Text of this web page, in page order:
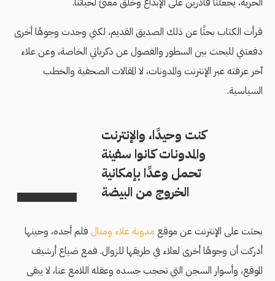
قرأت الكتاب بحثًا عن ذلك الصديق القديم، لكني وجدت وجوهًا أخرى
دفعتني للبحث بين السطور والفصول عن ذكرياتي الخاصة، وعن علاء
آخر عرفته عبر الإنترنت والمدونات، لا المقالات الصحفية والخطب
السياسية.
كنت وحيدًا، والإنترنت
والمدونات كانوا سفينة
تحمل وعدًا بإمكانية
الخروج من البيضة
بحثت على الإنترنت عن موقع مدونة علاء ومنال فلم أجده، وحينها
أدركت أن وجوهًا أخرى لعلاء في طريقها للزوال. فمع ضياع أرشيف
الموقع، وأسوار السجن التي تحجب جسده وعقله اللامع عنا، لا يبقى